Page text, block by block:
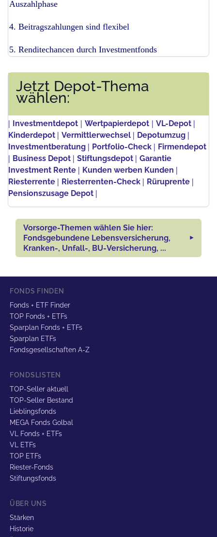
Auszahlphase
4. Beitragszahlungen sind flexibel
5. Renditechancen durch Investmentfonds
Jetzt Depot-Thema
wählen:
| Investmentdepot | Wertpapierdepot | VL-Depot |
Kinderdepot | Vermittlerwechsel | Depotumzug |
Investmentberatung | Portfolio-Check | Firmendepot
| Business Depot | Stiftungsdepot | Garantie
Investment Rente | Kunden werben Kunden |
Riesterrente | Riesterrenten-Check | Rüruprente |
Pensionszusage Depot |
Vorsorge-Themen wählen Sie hier:
Fondsgebundene Lebensversicherung,
Kranken-, Unfall-, BU-Versicherung, ...
FONDS FINDEN
Fonds + ETF Finder
TOP Fonds + ETFs
Sparplan Fonds + ETFs
Sparplan ETFs
Fondsgesellschaften A-Z
FONDSLISTEN
TOP-Seller aktuell
TOP-Seller Bestand
Lieblingsfonds
MEGA Fonds Golbal
VL Fonds + ETFs
VL ETFs
TOP ETFs
Riester-Fonds
Stiftungsfonds
ÜBER UNS
Stärken
Historie